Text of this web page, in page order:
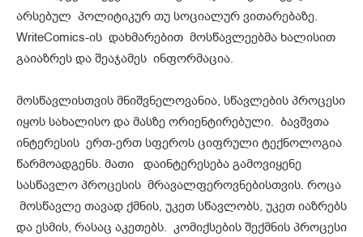
არსებულ პოლიტიკურ თუ სოციალურ ვითარებაზე.
WriteComics-ის დახმარებით მოსწავლეებმა ხალისით
გაიაზრეს და შეაჯამეს ინფორმაცია.
მოსწავლისთვის მნიშვნელოვანია, სწავლების პროცესი
იყოს სახალისო და მასზე ორიენტირებული. ბავშვთა
ინტერესის ერთ-ერთ სფეროს ციფრული ტექნოლოგია
წარმოადგენს. მათი დაინტერესება გამოვიყენე
სასწავლო პროცესის მრავალფეროვნებისთვის. როცა
მოსწავლე თავად ქმნის, უკეთ სწავლობს, უკეთ იაზრებს
და ესმის, რასაც აკეთებს. კომიქსების შექმნის პროცესი